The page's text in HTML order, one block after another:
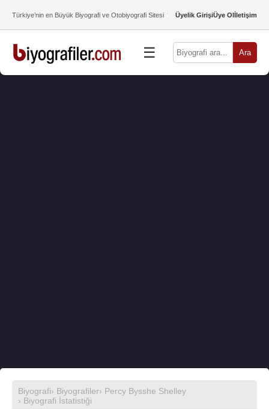
Türkiye’nin en Büyük Biyografi ve Otobiyografi Sitesi Üyelik GirişiÜye Olİletişim
☰ Ara
Biyografi› Biyografiler› Percy Bysshe Shelley
› Biyografi İstatistiği